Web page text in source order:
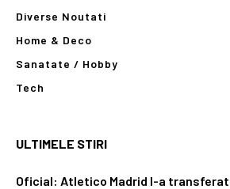
Diverse Noutati
Home & Deco
Sanatate / Hobby
Tech
ULTIMELE STIRI
Oficial: Atletico Madrid l-a